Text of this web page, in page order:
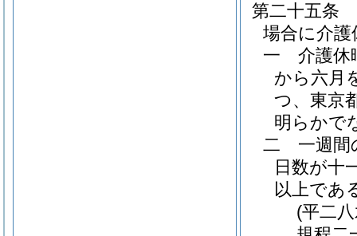
第二十五条
場合に介
一
介護休
から六月
つ、東京
明らかで
二
一週間
日数が十
以上であ
(平二